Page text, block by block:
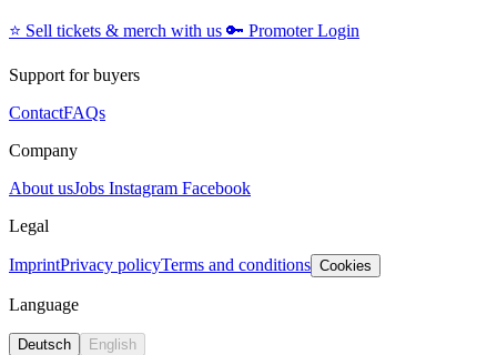
⭐️ Sell tickets & merch with us 🔑 Promoter Login
Support for buyers
ContactFAQs
Company
About usJobs Instagram Facebook
Legal
ImprintPrivacy policyTerms and conditions Cookies
Language
Deutsch English